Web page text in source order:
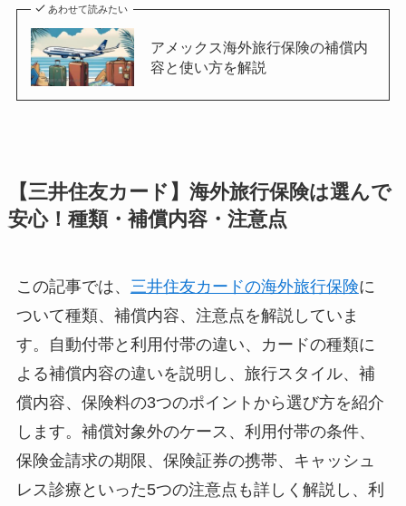
あわせて読みたい
アメックス海外旅行保険の補償内
容と使い方を解説
【三井住友カード】海外旅行保険は選んで
安心！種類・補償内容・注意点
この記事では、 三井住友カードの海外旅行保険に
ついて種類、補償内容、注意点を解説していま
す。自動付帯と利用付帯の違い、カードの種類に
よる補償内容の違いを説明し、旅行スタイル、補
償内容、保険料の3つのポイントから選び方を紹介
します。補償対象外のケース、利用付帯の条件、
保険金請求の期限、保険証券の携帯、キャッシュ
レス診療といった5つの注意点も詳しく解説し、利